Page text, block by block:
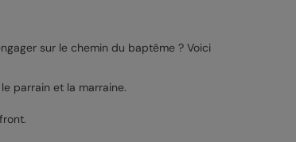
sur le chemin du baptême ? Voici
parrain et la marraine.